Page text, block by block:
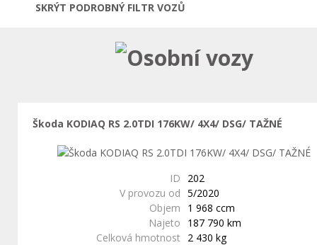
SKRÝT PODROBNÝ FILTR VOZŮ
Osobní vozy
Škoda KODIAQ RS 2.0TDI 176KW/ 4X4/ DSG/ TAŽNÉ
ID
202
V provozu od 5/2020
Objem
1 968 ccm
Najeto
187 790 km
Celková hmotnost
2 430 kg